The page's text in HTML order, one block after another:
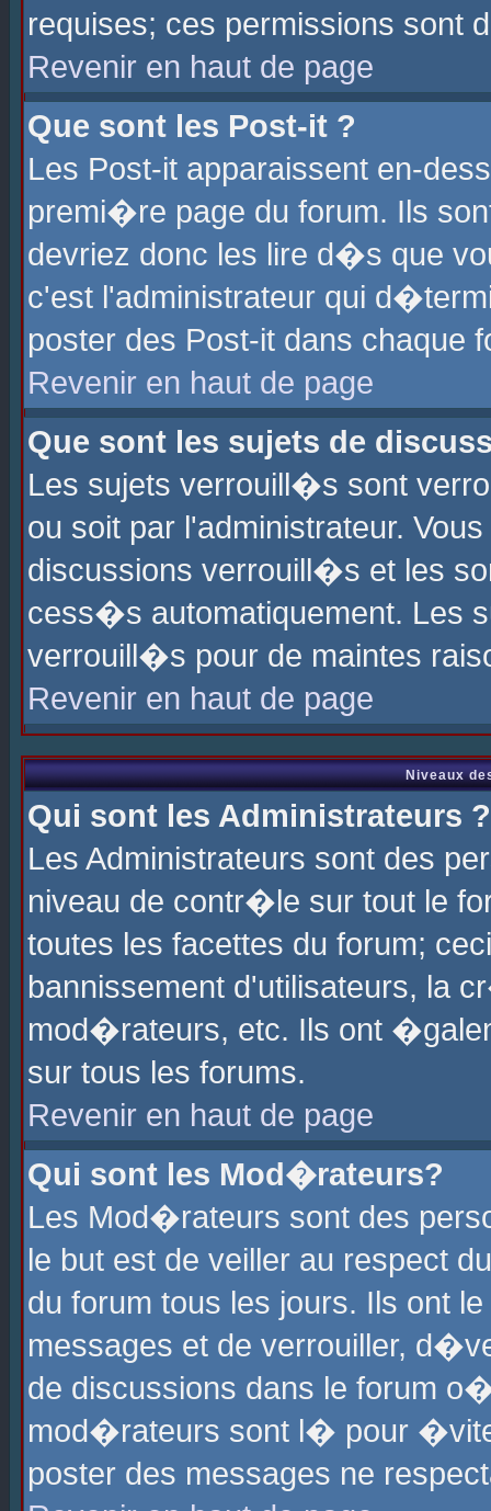
requises; ces permissions sont
Revenir en haut de page
Que sont les Post-it ?
Les Post-it apparaissent en-
premi�re page du forum. Ils
devriez donc les lire d�s que
c'est l'administrateur qui
poster des Post-it dans chaque
Revenir en haut de page
Que sont les sujets de
Les sujets verrouill�s sont
ou soit par l'administrateur.
discussions verrouill�s et les
cess�s automatiquement. Les
verrouill�s pour de maintes
Revenir en haut de page
Niveaux
Qui sont les Administrateurs ?
Les Administrateurs sont des
niveau de contr�le sur tout le
toutes les facettes du forum;
bannissement d'utilisateurs, la
mod�rateurs, etc. Ils ont
sur tous les forums.
Revenir en haut de page
Qui sont les Mod�rateurs?
Les Mod�rateurs sont des
le but est de veiller au respect
du forum tous les jours. Ils ont
messages et de verrouiller,
de discussions dans le forum
mod�rateurs sont l� pour
poster des messages ne